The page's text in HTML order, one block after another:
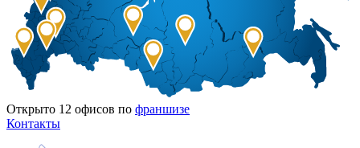
Открыто 12 офисов по франшизе
Контакты